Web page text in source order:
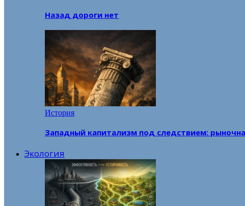
Назад дороги нет
История
Западный капитализм под следствием:
Экология